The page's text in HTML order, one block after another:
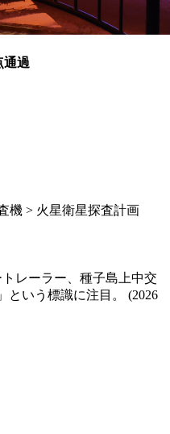
通過
機 > 火星衛星探査計画
レーラー、種子島上中交
という標識に注目。 (2026